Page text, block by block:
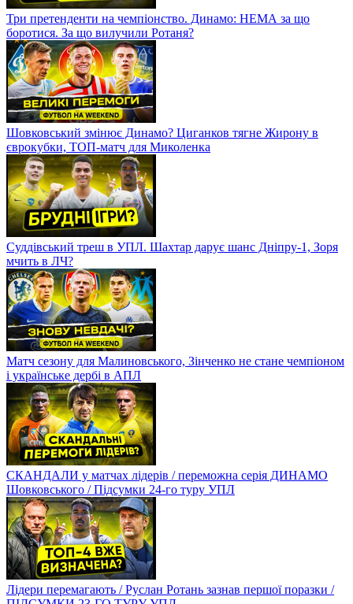
Три претенденти на чемпіонство. Динамо: НЕМА за що
боротися. За що вилучили Ротаня?
Шовковський змінює Динамо? Циганков тягне Жирону в
єврокубки, ТОП-матч для Миколенка
Суддівський треш в УПЛ. Шахтар дарує шанс Дніпру-1, Зоря
мчить в ЛЧ?
Матч сезону для Малиновського, Зінченко не стане чемпіоном
і українське дербі в АПЛ
СКАНДАЛИ у матчах лідерів / переможна серія ДИНАМО
Шовковського / Підсумки 24-го туру УПЛ
Лідери перемагають / Руслан Ротань зазнав першої поразки /